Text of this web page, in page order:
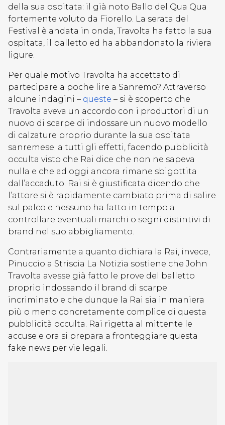
della sua ospitata: il già noto Ballo del Qua Qua
fortemente voluto da Fiorello. La serata del
Festival è andata in onda, Travolta ha fatto la sua
ospitata, il balletto ed ha abbandonato la riviera
ligure.
Per quale motivo Travolta ha accettato di
partecipare a poche lire a Sanremo? Attraverso
alcune indagini – queste – si è scoperto che
Travolta aveva un accordo con i produttori di un
nuovo di scarpe di indossare un nuovo modello
di calzature proprio durante la sua ospitata
sanremese; a tutti gli effetti, facendo pubblicità
occulta visto che Rai dice che non ne sapeva
nulla e che ad oggi ancora rimane sbigottita
dall’accaduto. Rai si è giustificata dicendo che
l’attore si è rapidamente cambiato prima di salire
sul palco e nessuno ha fatto in tempo a
controllare eventuali marchi o segni distintivi di
brand nel suo abbigliamento.
Contrariamente a quanto dichiara la Rai, invece,
Pinuccio a Striscia La Notizia sostiene che John
Travolta avesse già fatto le prove del balletto
proprio indossando il brand di scarpe
incriminato e che dunque la Rai sia in maniera
più o meno concretamente complice di questa
pubblicità occulta. Rai rigetta al mittente le
accuse e ora si prepara a fronteggiare questa
fake news per vie legali.